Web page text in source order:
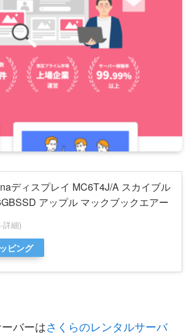
ディスプレイ MC6T4J/A スカイブル
アップル マックブックエアー
詳細)
ピング
バーはさくらのレンタルサーバ